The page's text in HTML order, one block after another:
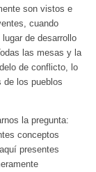
son vistos e
cuando
de desarrollo
las mesas y la
de conflicto, lo
de los pueblos
la pregunta:
conceptos
presentes